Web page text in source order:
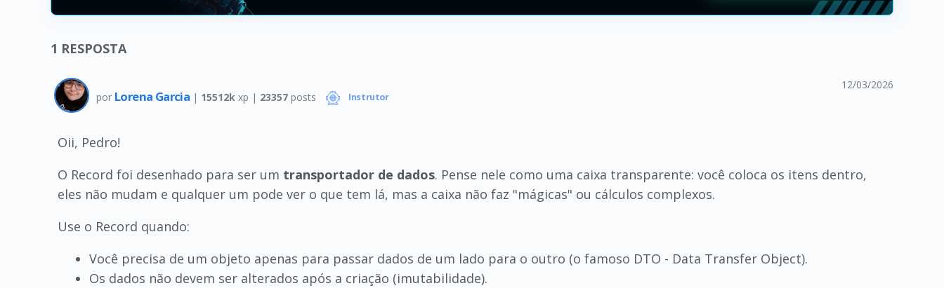
1 RESPOSTA
por Lorena Garcia | 15512k xp | 23357posts Instrutor
12/03/2026
Oii, Pedro!
O Record foi desenhado para ser um transportador de dados. Pense nele como uma caixa transparente: você coloca os itens dentro,
eles não mudam e qualquer um pode ver o que tem lá, mas a caixa não faz "mágicas" ou cálculos complexos.
Use o Record quando:
Você precisa de um objeto apenas para passar dados de um lado para o outro (o famoso DTO - Data Transfer Object).
Os dados não devem ser alterados após a criação (imutabilidade).